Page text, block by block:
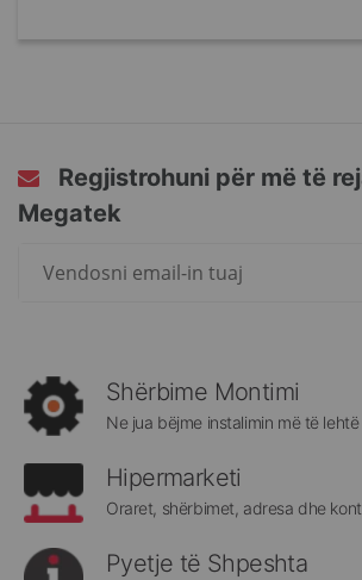
Regjistrohuni për më të
Megatek
rreth
Megatek:
Shërbime Montimi
Ne jua bëjme instalimin më të lehtë
Hipermarketi
Oraret, shërbimet, adresa dhe
Pyetje të Shpeshta